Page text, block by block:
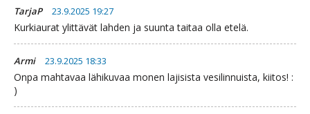
TarjaP 23.9.2025 19:27
Kurkiaurat ylittävät lahden ja suunta taitaa olla etelä.
Armi 23.9.2025 18:33
Onpa mahtavaa lähikuvaa monen lajisista vesilinnuista, kiitos! :
)